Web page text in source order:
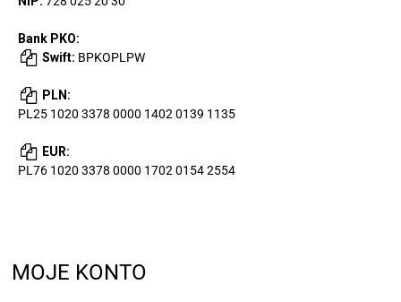
Bank PKO:
Swift: BPKOPLPW
PLN:
PL25 1020 3378 0000 1402 0139 1135
EUR:
PL76 1020 3378 0000 1702 0154 2554
MOJE KONTO